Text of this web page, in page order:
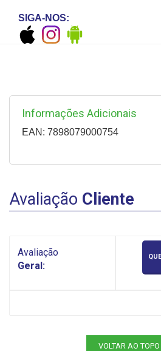
SIGA-NOS:
Informações Adicionais
EAN: 7898079000754
Avaliação Cliente
Avaliação
Geral:
VOLTAR AO TOPO